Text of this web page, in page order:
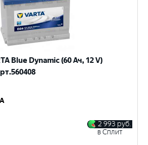
Blue Dynamic (60 Ач, 12 V)
2 993 руб.
в Сплит